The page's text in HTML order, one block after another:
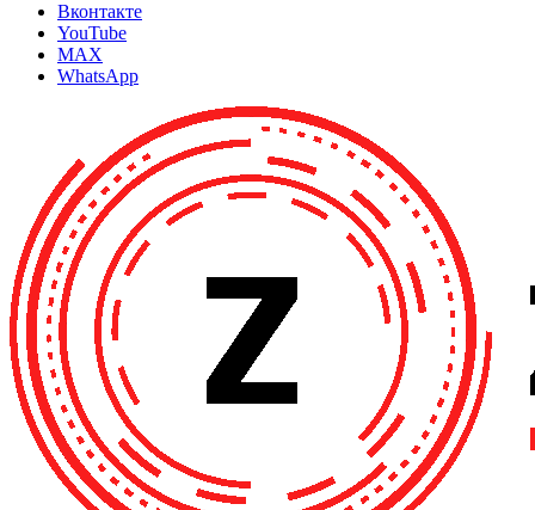
Вконтакте
YouTube
MAX
WhatsApp